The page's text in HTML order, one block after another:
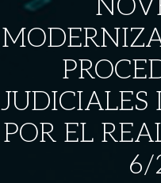
JUDICIALES
POR EL
6/